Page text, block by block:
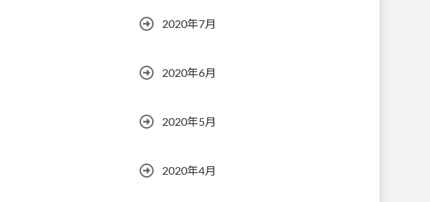
2020年7月
2020年6月
2020年5月
2020年4月